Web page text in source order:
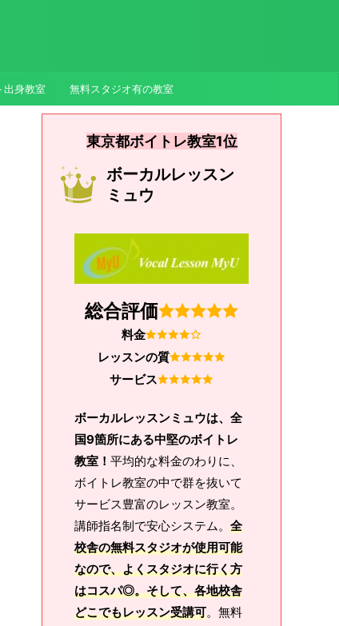
出身教室 無料スタジオ有の教室
東京都ボイトレ教室1位
ボーカルレッスン
ミュウ
総合評価
料金
レッスンの質
サービス
ボーカルレッスンミュウは、全
国9箇所にある中堅のボイトレ
教室！ 平均的な料金のわりに、
ボイトレ教室の中で群を抜いて
サービス豊富のレッスン教室。
講師指名制で安心システム。 全
校舎の無料スタジオが使用可能
なので、よくスタジオに行く方
はコスパ◎。そして、各地校舎
どこでもレッスン受講可。無料